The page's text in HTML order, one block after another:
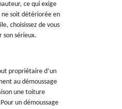
ce qui exige
ne soit détériorée en
choisissez de vous
son sérieux.
propriétaire d’un
au démoussage
une toiture
un démoussage